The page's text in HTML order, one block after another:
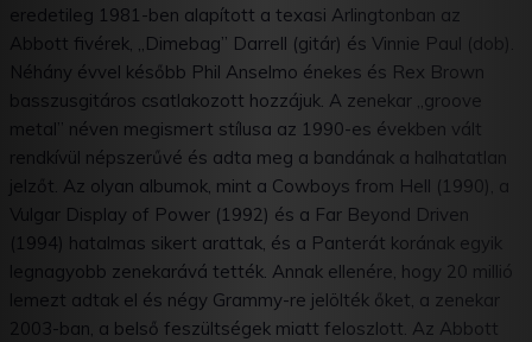
eredetileg 1981-ben alapított a texasi Arlingtonban az
Abbott fivérek, „Dimebag” Darrell (gitár) és Vinnie Paul (dob).
Néhány évvel később Phil Anselmo énekes és Rex Brown
basszusgitáros csatlakozott hozzájuk. A zenekar „groove
metal” néven megismert stílusa az 1990-es években vált
rendkívül népszerűvé és adta meg a bandának a halhatatlan
jelzőt. Az olyan albumok, mint a Cowboys from Hell (1990), a
Vulgar Display of Power (1992) és a Far Beyond Driven
(1994) hatalmas sikert arattak, és a Panterát korának egyik
legnagyobb zenekarává tették. Annak ellenére, hogy 20 millió
lemezt adtak el és négy Grammy-re jelölték őket, a zenekar
2003-ban, a belső feszültségek miatt feloszlott. Az Abbott